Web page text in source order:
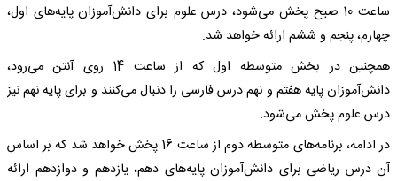
ساعت 10 صبح پخش می‌شود، درس علوم برای دانش‌آموزان پایه‌های اول،
چهارم، پنجم و ششم ارائه خواهد شد.
همچنین در بخش متوسطه اول که از ساعت 14 روی آنتن می‌رود،
دانش‌آموزان پایه هفتم و نهم درس فارسی را دنبال می‌کنند و برای پایه نهم نیز
درس علوم پخش می‌شود.
در ادامه، برنامه‌های متوسطه دوم از ساعت 16 پخش خواهد شد که بر اساس
آن درس ریاضی برای دانش‌آموزان پایه‌های دهم، یازدهم و دوازدهم ارائه